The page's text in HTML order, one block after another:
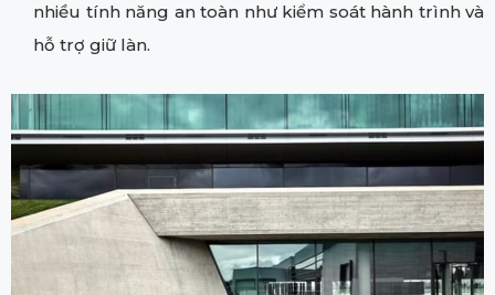
nhiều tính năng an toàn như kiểm soát hành trình và
hỗ trợ giữ làn.